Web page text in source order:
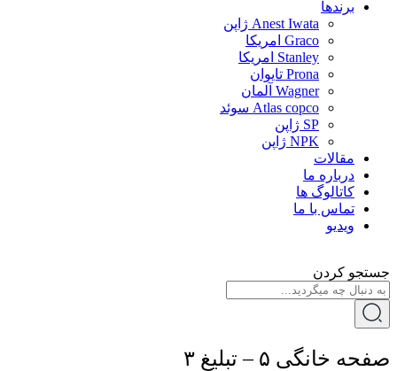
برندها
Anest Iwata ژاپن
Graco امریکا
Stanley امریکا
Prona تایوان
Wagner آلمان
Atlas copco سوئد
SP ژاپن
NPK ژاپن
مقالات
درباره ما
کاتالوگ ها
تماس با ما
ویدیو
جستجو کردن
صفحه خانگی ۵ – تبلیغ ۳